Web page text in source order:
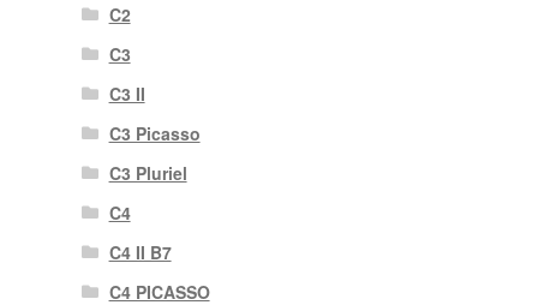
C2
C3
C3 II
C3 Picasso
C3 Pluriel
C4
C4 II B7
C4 PICASSO